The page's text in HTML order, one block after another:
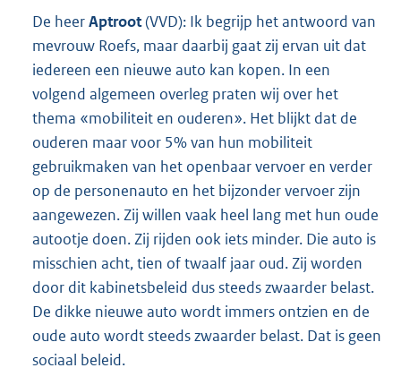
De heerAptroot(VVD): Ik begrijp het antwoord van
mevrouw Roefs, maar daarbij gaat zij ervan uit dat
iedereen een nieuwe auto kan kopen. In een
volgend algemeen overleg praten wij over het
thema «mobiliteit en ouderen». Het blijkt dat de
ouderen maar voor 5% van hun mobiliteit
gebruikmaken van het openbaar vervoer en verder
op de personenauto en het bijzonder vervoer zijn
aangewezen. Zij willen vaak heel lang met hun oude
autootje doen. Zij rijden ook iets minder. Die auto is
misschien acht, tien of twaalf jaar oud. Zij worden
door dit kabinetsbeleid dus steeds zwaarder belast.
De dikke nieuwe auto wordt immers ontzien en de
oude auto wordt steeds zwaarder belast. Dat is geen
sociaal beleid.